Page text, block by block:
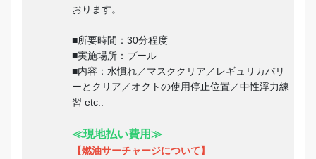
おります。
■所要時間：30分程度
■実施場所：プール
■内容：水慣れ／マスククリア／レギュリカバリ
ーとクリア／オクトの使用停止位置／中性浮力練
習 etc..
≪現地払い費用≫
【燃油サーチャージについて】